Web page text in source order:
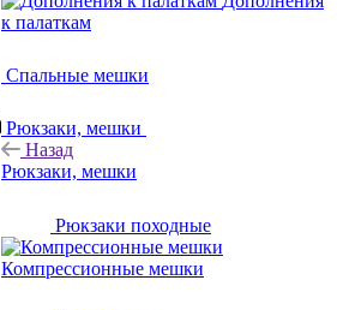
к палаткам
Спальные мешки
Рюкзаки, мешки
Назад
Рюкзаки, мешки
Рюкзаки походные
Компрессионные мешки